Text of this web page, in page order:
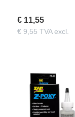
€ 11,55
€ 9,55 TVA excl.